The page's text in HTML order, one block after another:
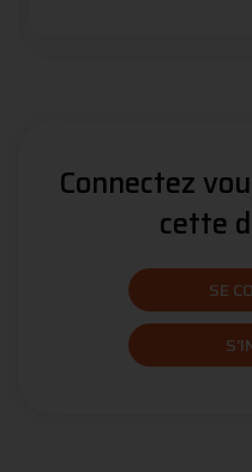
Connectez
cette
SE